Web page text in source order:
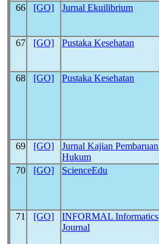
66 [GO] Jurnal Ekuilibrium
67
[GO] Pustaka Kesehatan
68
[GO] Pustaka Kesehatan
69 [GO]
Jurnal Kajian Pembaruan
Hukum
70
[GO] ScienceEdu
71
[GO]
INFORMAL Informatics
Journal